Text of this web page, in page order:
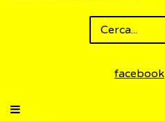
facebook